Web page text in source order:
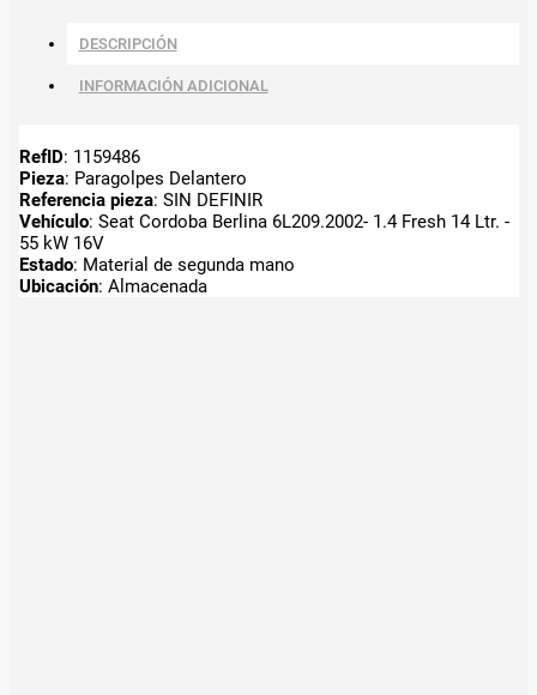
DESCRIPCIÓN
INFORMACIÓN ADICIONAL
RefID: 1159486
Pieza: Paragolpes Delantero
Referencia pieza: SIN DEFINIR
Vehículo: Seat Cordoba Berlina 6L209.2002- 1.4 Fresh 14 Ltr. -
55 kW 16V
Estado: Material de segunda mano
Ubicación: Almacenada